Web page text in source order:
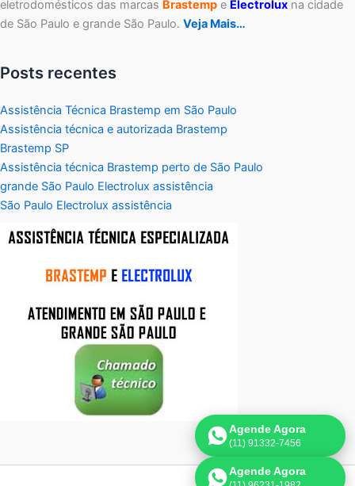
eletrodomésticos das marcas Brastemp e Electrolux na cidade
de São Paulo e grande São Paulo. Veja Mais…
Posts recentes
Assistência Técnica Brastemp em São Paulo
Assistência técnica e autorizada Brastemp
Brastemp SP
Assistência técnica Brastemp perto de São Paulo
grande São Paulo Electrolux assistência
São Paulo Electrolux assistência
Agende Agora
(11) 91332-7456
Agende Agora